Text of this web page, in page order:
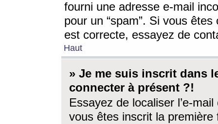
fourni une adresse e-mail
pour un “spam”. Si vous
est correcte, essayez de
Haut
» Je me suis inscrit dans
connecter à présent ?!
Essayez de localiser l’e-
vous êtes inscrit la première